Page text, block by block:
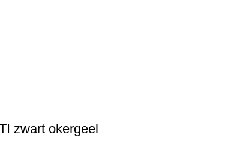
zwart okergeel